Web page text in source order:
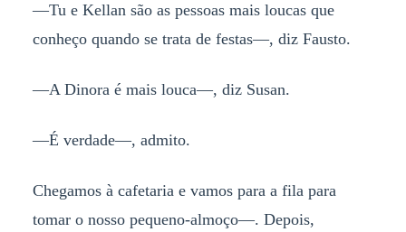
—Tu e Kellan são as pessoas mais loucas que
conheço quando se trata de festas—, diz Fausto.
—A Dinora é mais louca—, diz Susan.
—É verdade—, admito.
Chegamos à cafetaria e vamos para a fila para
tomar o nosso pequeno-almoço—. Depois,